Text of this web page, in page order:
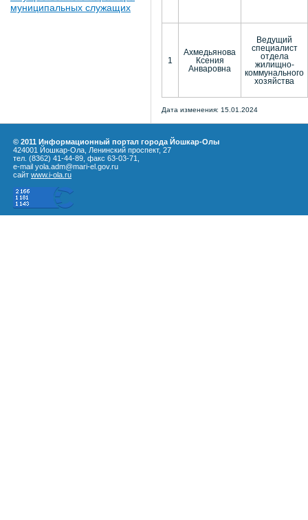
муниципальных служащих
1
Ахмедьянова
Ксения
Анваровна
Ведущий
специалист
отдела
жилищно-
коммунального
хозяйства
Дата изменения: 15.01.2024
© 2011 Информационный портал города Йошкар-Олы
424001 Йошкар-Ола, Ленинский проспект, 27
тел. (8362) 41-44-89, факс 63-03-71,
e-mail yola.adm@mari-el.gov.ru
сайт www.i-ola.ru